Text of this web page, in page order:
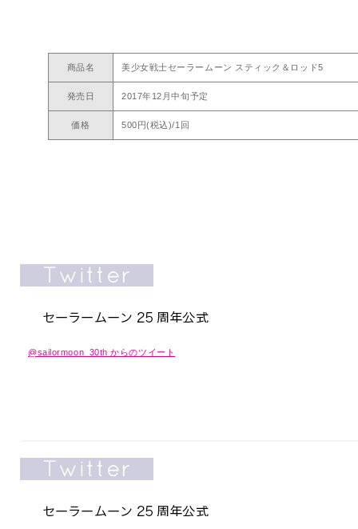
商品名 美少女戦士セーラームーン スティック＆ロッド5
発売日 2017年12月中旬予定
価格 500円(税込)/1回
@sailormoon_30th からのツイート